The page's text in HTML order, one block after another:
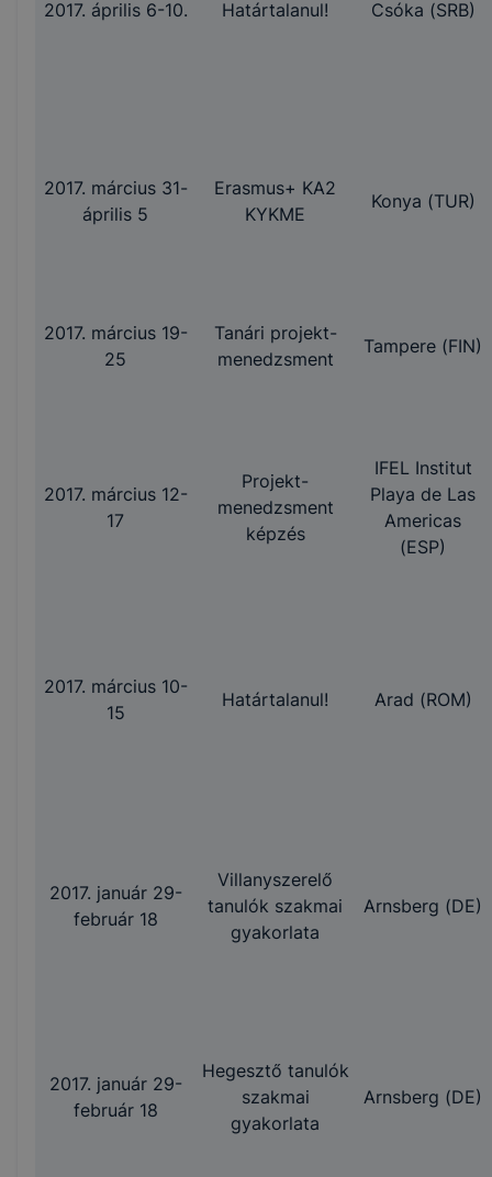
2017. április 6-10. Határtalanul! Csóka (SRB)
2017. március 31-
április 5
Erasmus+ KA2
KYKME
Konya (TUR)
2017. március 19-
25
Tanári projekt-
menedzsment
Tampere (FIN)
2017. március 12-
17
Projekt-
menedzsment
képzés
IFEL Institut
Playa de Las
Americas
(ESP)
2017. március 10-
15
Határtalanul! Arad (ROM)
2017. január 29-
február 18
Villanyszerelő
tanulók szakmai
gyakorlata
Arnsberg (DE)
2017. január 29-
február 18
Hegesztő tanulók
szakmai
gyakorlata
Arnsberg (DE)